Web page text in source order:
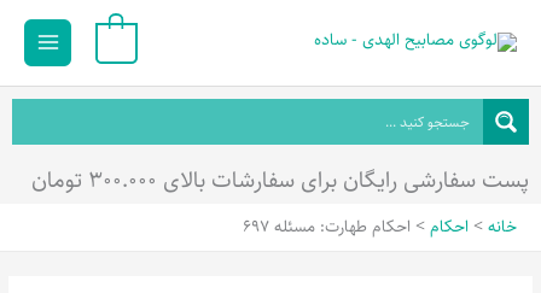
محتوا
Main
پست سفارشی رایگان برای سفارشات بالای ۳۰۰.۰۰۰ تومان
خانه احکام احکام طهارت: مسئله 697